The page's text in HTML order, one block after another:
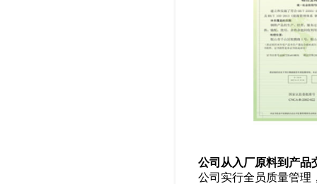
公司从入厂原料到产品交
公司实行全员质量管理，